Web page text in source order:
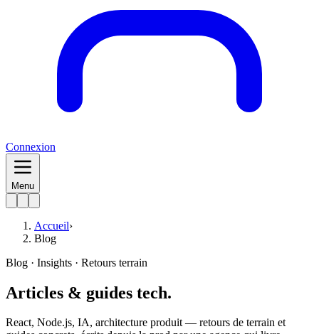
Connexion
Menu
Accueil›
Blog
Blog · Insights · Retours terrain
Articles & guides tech.
React, Node.js, IA, architecture produit — retours de terrain et